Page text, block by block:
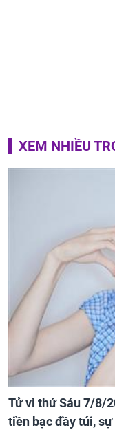
XEM NHIỀU
Tử vi thứ Sáu 7/8/
tiền bạc đầy túi,